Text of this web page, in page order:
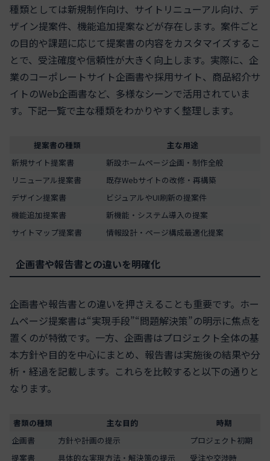
種類としては新規制作向け、サイトリニューアル向け、デ
ザイン提案件、機能追加提案などが存在します。案件ごと
の目的や課題に応じて提案書の内容をカスタマイズするこ
とで、受注確度や信頼性が大きく向上します。実際に、企
業のコーポレートサイト企画書や採用サイト、商品紹介サ
イトのWeb企画書など、多様なシーンで活用されていま
す。下記一覧で主な種類をわかりやすく整理します。
提案書の種類
主な用途
新規サイト提案書
新設ホームページ企画・制作全般
リニューアル提案書
既存Webサイトの改修・再構築
デザイン提案書
ビジュアルやUI刷新の提案件
機能追加提案書
新機能・システム導入の提案
サイトマップ提案書
情報設計・ページ構成最適化提案
企画書や報告書との違いを明確化
企画書や報告書との違いを押さえることも重要です。ホー
ムページ提案書は“実現手段”“問題解決策”の明示に焦点を
置くのが特徴です。一方、企画書はプロジェクト全体の基
本方針や目的を中心にまとめ、報告書は実施後の結果や分
析・経過を記載します。これらを比較すると以下の通りと
なります。
書類の種類 主な目的
時期
企画書
方針や計画の提示
プロジェクト初期
提案書
具体的な実現方法・解決策の提示 受注や交渉時